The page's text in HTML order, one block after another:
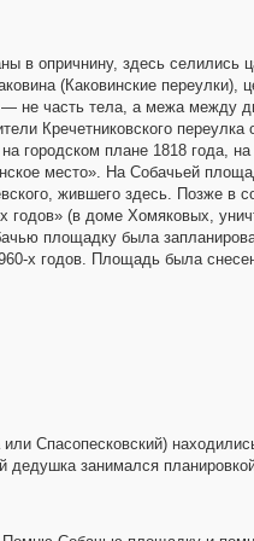
в опричнину, здесь селились
(Каковинские
не часть тела, а межа между
Кречетниковского
плане 1818 года,
место». На Собачьей
жившего здесь. Позже
(в доме Хомяковых,
площадку была
x годов. Площадь была
Спасопесковский)
занимался